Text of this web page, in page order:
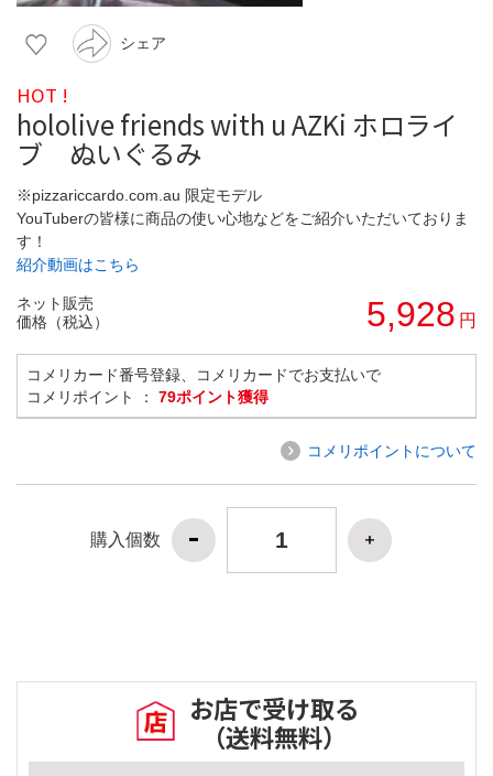
シェア
HOT !
hololive friends with u AZKi ホロライ
ブ ぬいぐるみ
※pizzariccardo.com.au 限定モデル
YouTuberの皆様に商品の使い心地などをご紹介いただいておりま
す！
紹介動画はこちら
ネット販売
価格（税込）
5,928 円
コメリカード番号登録、コメリカードでお支払いで
コメリポイント ： 79ポイント獲得
コメリポイントについて
購入個数
お店で受け取る
（送料無料）